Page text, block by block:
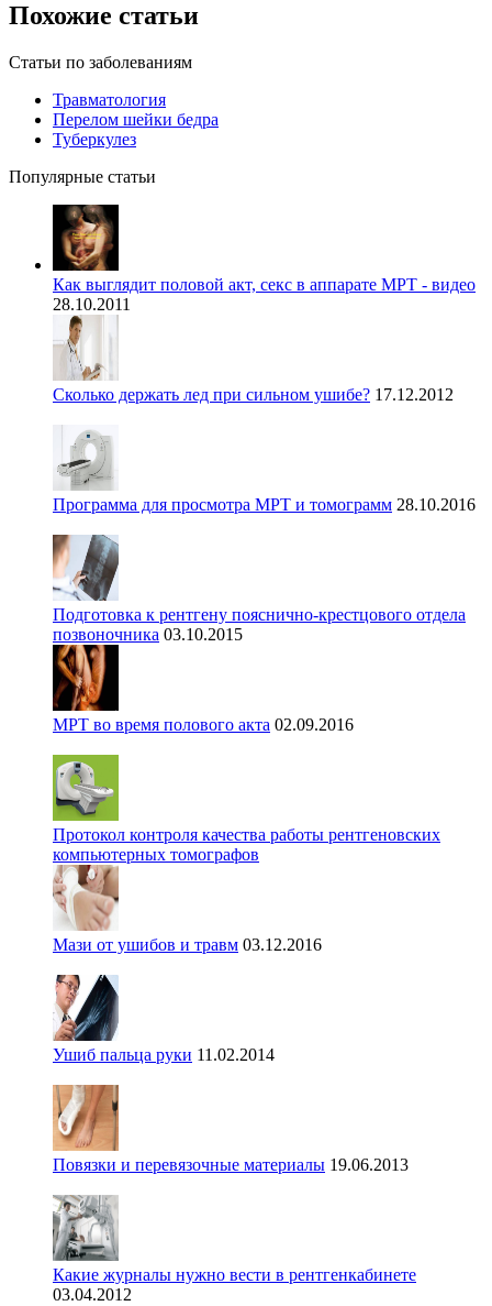
Похожие статьи
Статьи по заболеваниям
Травматология
Перелом шейки бедра
Туберкулез
Популярные статьи
Как выглядит половой акт, секс в аппарате МРТ - видео
28.10.2011
Сколько держать лед при сильном ушибе? 17.12.2012
Программа для просмотра МРТ и томограмм 28.10.2016
Подготовка к рентгену пояснично-крестцового отдела
позвоночника 03.10.2015
МРТ во время полового акта 02.09.2016
Протокол контроля качества работы рентгеновских
компьютерных томографов
Мази от ушибов и травм 03.12.2016
Ушиб пальца руки 11.02.2014
Повязки и перевязочные материалы 19.06.2013
Какие журналы нужно вести в рентгенкабинете
03.04.2012